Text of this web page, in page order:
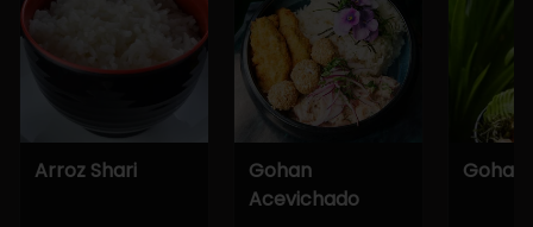
Arroz Shari
Gohan
Acevichado
Gohan